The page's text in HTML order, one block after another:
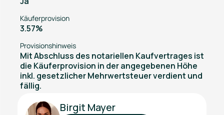
Käuferprovision
3.57%
Provisionshinweis
Mit Abschluss des notariellen Kaufvertrages ist
die Käuferprovision in der angegebenen Höhe
inkl. gesetzlicher Mehrwertsteuer verdient und
fällig.
Birgit Mayer